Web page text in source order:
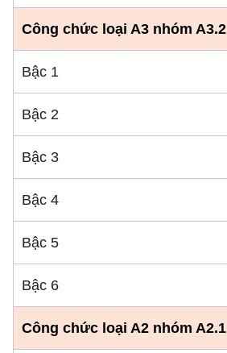
Công chức loại A3 nhóm A3.2
Bậc 1
Bậc 2
Bậc 3
Bậc 4
Bậc 5
Bậc 6
Công chức loại A2 nhóm A2.1